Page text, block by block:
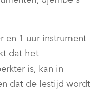
en 1 uur instrument
dat het
is, kan in
dat de lestijd wordt